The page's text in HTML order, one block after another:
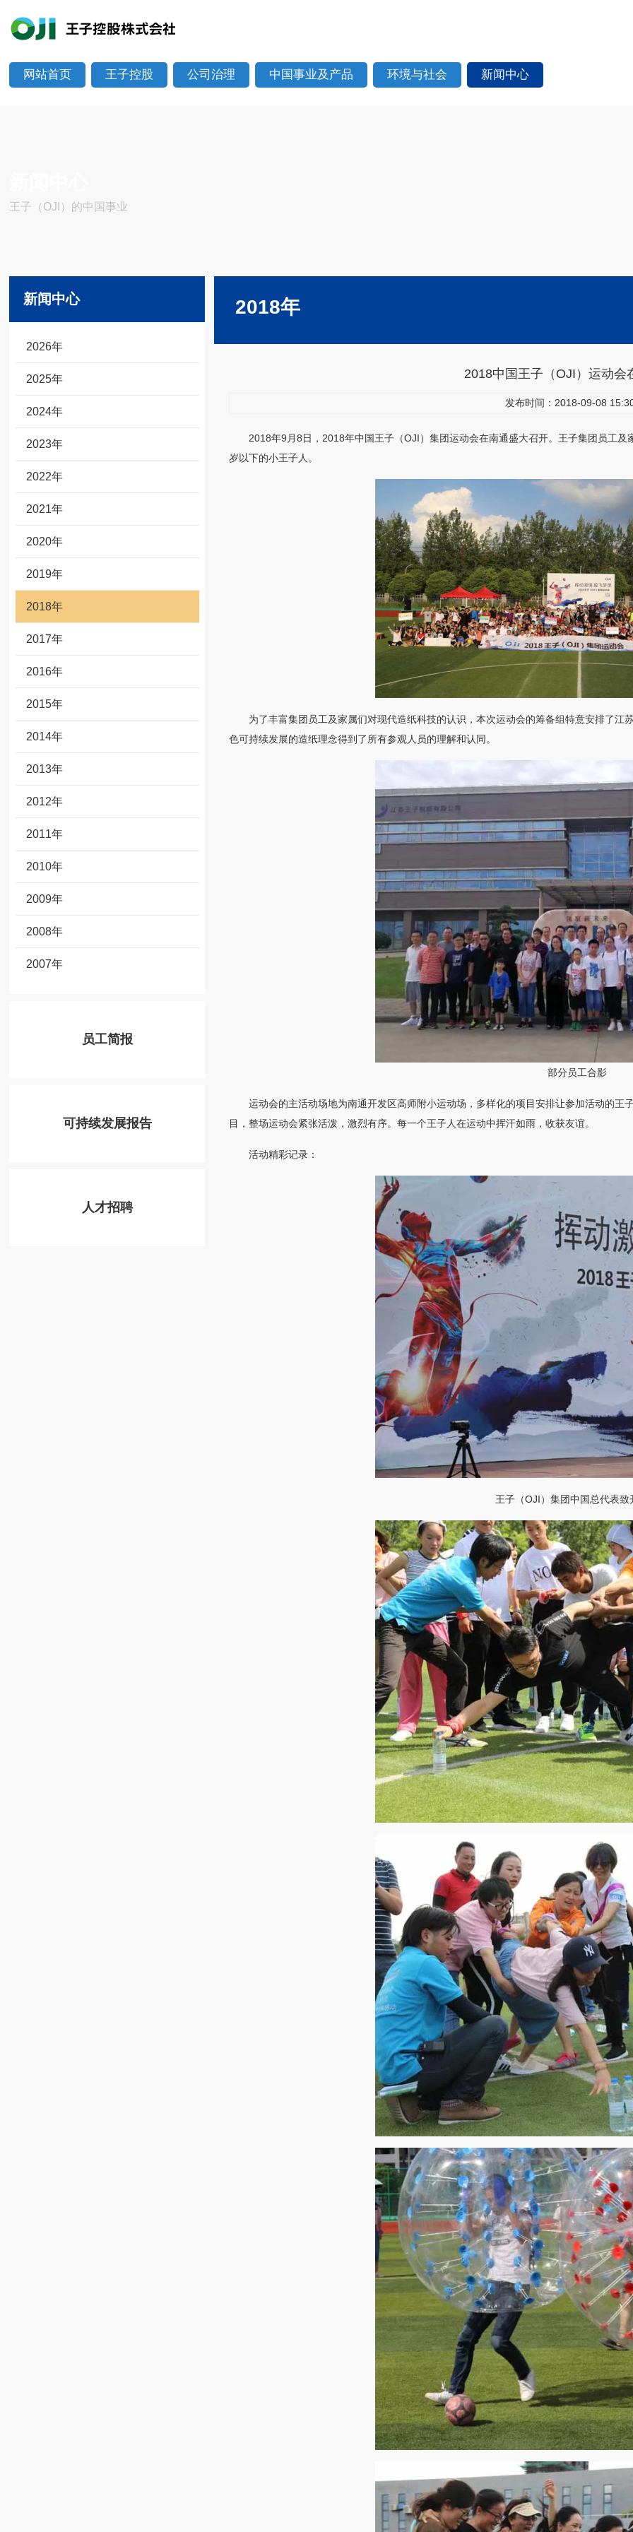
网站首页 王子控股 公司治理 中国事业及产品 环境与社会 新闻中心
王子（OJI）的中国事业
新闻中心
2026年
2025年
2024年
2023年
2022年
2021年
2020年
2019年
2018年
2017年
2016年
2015年
2014年
2013年
2012年
2011年
2010年
2009年
2008年
2007年
员工简报
可持续发展报告
人才招聘
2018年
2018中国王子（OJI）运动会
发布时间：2018-09-08
2018年9月8日，2018年中国王子（OJI）集团运动会在南通盛大召开。王子集团员工
岁以下的小王子人。
为了丰富集团员工及家属们对现代造纸科技的认识，本次运动会的筹备组特意安排了
色可持续发展的造纸理念得到了所有参观人员的理解和认同。
部分员工合影
运动会的主活动场地为南通开发区高师附小运动场，多样化的项目安排让参加活动的
目，整场运动会紧张活泼，激烈有序。每一个王子人在运动中挥汗如雨，收获友谊。
活动精彩记录：
王子（OJI）集团中国总代表致